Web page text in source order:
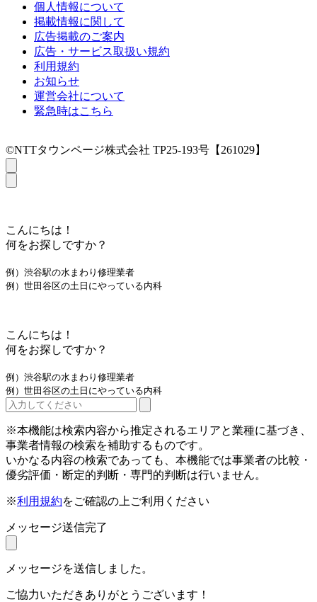
個人情報について
掲載情報に関して
広告掲載のご案内
広告・サービス取扱い規約
利用規約
お知らせ
運営会社について
緊急時はこちら
©NTTタウンページ株式会社 TP25-193号【261029】
こんにちは！
何をお探しですか？
例）渋谷駅の水まわり修理業者
例）世田谷区の土日にやっている内科
こんにちは！
何をお探しですか？
例）渋谷駅の水まわり修理業者
例）世田谷区の土日にやっている内科
※本機能は検索内容から推定されるエリアと業種に基づき、
事業者情報の検索を補助するものです。
いかなる内容の検索であっても、本機能では事業者の比較・
優劣評価・断定的判断・専門的判断は行いません。
※利用規約をご確認の上ご利用ください
メッセージ送信完了
メッセージを送信しました。
ご協力いただきありがとうございます！